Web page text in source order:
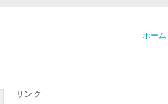
ホーム
リンク